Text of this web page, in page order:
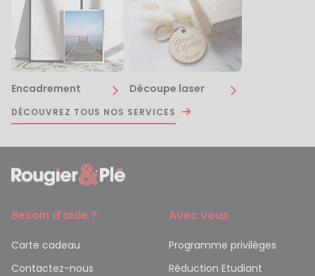
Encadrement Découpe laser
DÉCOUVREZ TOUS NOS SERVICES
Besoin d’aide ?
Carte cadeau
Contactez-nous
Avec vous
Programme privilèges
Réduction Etudiant